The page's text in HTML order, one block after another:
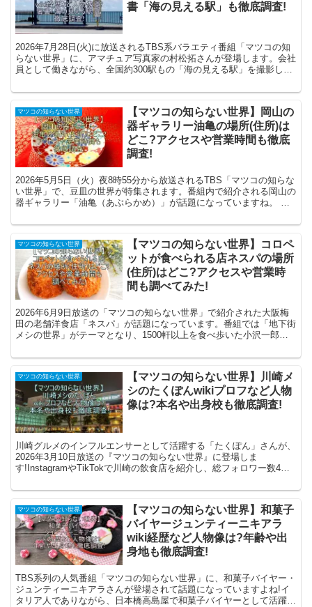
書「海の見える駅」も徹底調査!
2026年7月28日(火)に放送されるTBS系バラエティ番組「マツコの知
らない世界」に、アマチュア写真家の村松拓さんが登場します。会社
員として働きながら、全国約300駅もの「海の見える駅」を撮影し続
マツコの知らない世界
【マツコの知らない世界】岡山の
器ギャラリー油亀の場所(住所)は
どこ?アクセスや営業時間も徹底
調査!
2026年5月5日（火）夜8時55分から放送されるTBS「マツコの知らな
い世界」で、豆皿の世界が特集されます。番組内で紹介される岡山の
器ギャラリー「油亀（あぶらかめ）」が話題になっていますね。 油
マツコの知らない世界
【マツコの知らない世界】コロペ
ットが食べられる店ネスパの場所
(住所)はどこ?アクセスや営業時
間も調べてみた!
2026年6月9日放送の「マツコの知らない世界」で紹介された大阪梅
田の老舗洋食店「ネスパ」が話題になっています。番組では「地下街
メシの世界」がテーマとなり、1500軒以上を食べ歩いた小沢一郎さ
マツコの知らない世界
【マツコの知らない世界】川崎メ
シのたくぽんwikiプロフなど人物
像は?本名や出身校も徹底調査!
川崎グルメのインフルエンサーとして活躍する「たくぽん」さんが、
2026年3月10日放送の『マツコの知らない世界』に登場しま
す!InstagramやTikTokで川崎の飲食店を紹介し、総フォロワー数4万
マツコの知らない世界
【マツコの知らない世界】和菓子
バイヤージュンティーニキアラ
wiki経歴など人物像は?年齢や出
身地も徹底調査!
TBS系列の人気番組「マツコの知らない世界」に、和菓子バイヤー・
ジュンティーニキアラさんが登場されて話題になっていますよね!イ
タリア人でありながら、日本橋高島屋で和菓子バイヤーとして活躍さ